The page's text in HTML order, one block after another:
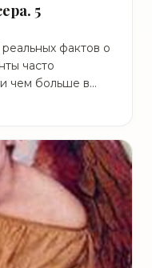
5
фактов о
часто
чем больше в